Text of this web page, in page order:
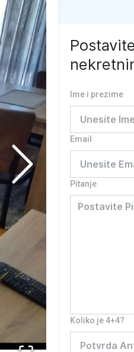
Ime i prezime
Email
Pitanje
Koliko je 4+4?